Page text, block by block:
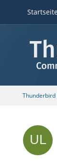
Thunderbird